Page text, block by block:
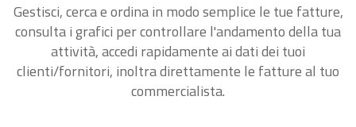
Gestisci, cerca e ordina in modo semplice le tue fatture,
consulta i grafici per controllare l'andamento della tua
attività, accedi rapidamente ai dati dei tuoi
clienti/fornitori, inoltra direttamente le fatture al tuo
commercialista.